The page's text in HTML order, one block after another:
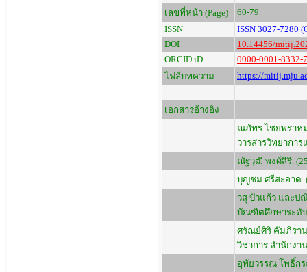
เลขที่หน้า (Page)
60-79
ISSN
ISSN 3027-7280
DOI
10.14456/
ORCID iD
0000-0001-8332-
ไฟล์บทความ
https://
เอกสารอ้างอิง
ณภัทร ไชยพราห
วารสารวิทยาการ
ณัฐวุฒิ พงศ์สิริ.
บุญชม ศรีสะอาด.
วสุ บัวแก้ว และป
บัณฑิตศึกษาระดับ
ศรัณย์ศิริ คัมภิราน
วิชาการ สำนักงา
อุทัยวรรณ โพธิ์ก